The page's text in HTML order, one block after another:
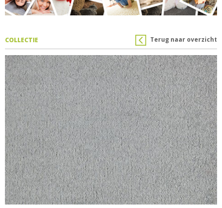
Terug naar overzicht
COLLECTIE